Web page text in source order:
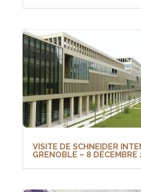
VISITE DE SCHNEIDER
GRENOBLE – 8 DÉCEMBRE